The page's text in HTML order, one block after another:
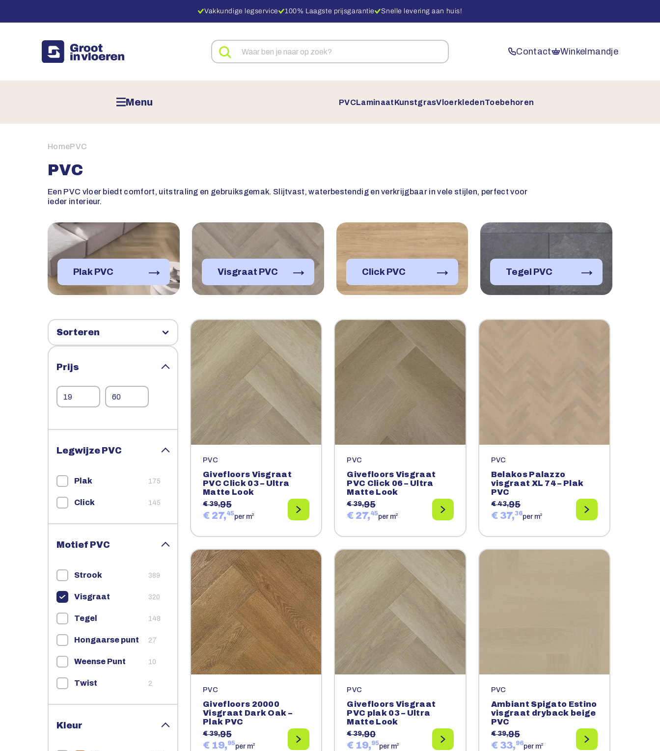
Vakkundige legservice 100% Laagste prijsgarantie Snelle levering aan huis!
Zoeken
naar
Contact Winkelmandje
Menu PVCLaminaatKunstgrasVloerkledenToebehoren
HomePVC
PVC
Een PVC vloer biedt comfort, uitstraling en gebruiksgemak. Slijtvast, waterbestendig en verkrijgbaar in vele stijlen, perfect voor
ieder interieur.
Plak PVC → Visgraat PVC → Click PVC → Tegel PVC →
Prijs
Legwijze PVC
Plak 175
Click 145
Motief PVC
Strook 389
Visgraat 320
Tegel 148
Hongaarse punt 27
Weense Punt 10
Twist 2
Kleur
PVC
Givefloors Visgraat
PVC Click 03 – Ultra
Matte Look
€ 39,95
€ 27,45per m2
PVC
Givefloors Visgraat
PVC Click 06 – Ultra
Matte Look
€ 39,95
€ 27,45per m2
PVC
Belakos Palazzo
visgraat XL 74 – Plak
PVC
€ 43,95
€ 37,36per m2
PVC
Givefloors 20000
Visgraat Dark Oak –
Plak PVC
€ 39,95
€ 19,95per m2
PVC
Givefloors Visgraat
PVC plak 03 – Ultra
Matte Look
€ 39,90
€ 19,95per m2
PVC
Ambiant Spigato Estino
visgraat dryback beige
PVC
€ 39,95
€ 33,96per m2